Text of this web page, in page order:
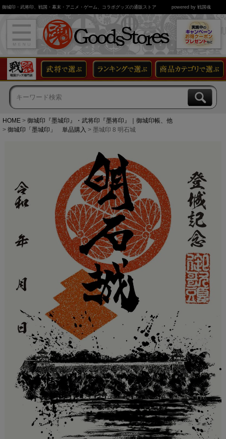
御城印・武将印、戦国・幕末・アニメ・ゲーム、コラボグッズの通販ストア powered by 戦国魂
HOME
御城印『墨城印』・武将印『墨将印』｜御城印帳、他
御城印「墨城印」 単品購入
墨城印 8 明石城